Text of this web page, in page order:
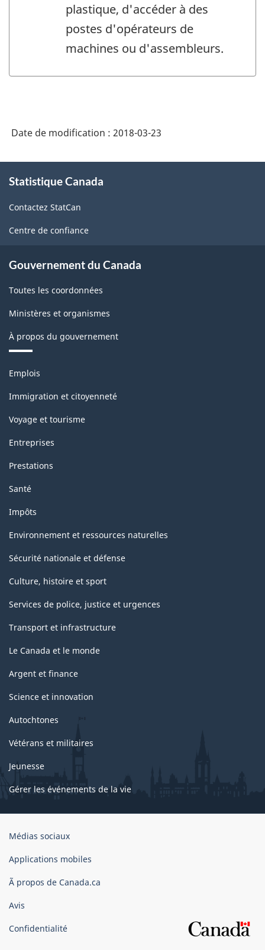
plastique, d'accéder à des
postes d'opérateurs de
machines ou d'assembleurs.
Date de modification : 2018-03-23
propos
ce
site
Statistique Canada
Contactez StatCan
Centre de confiance
Gouvernement du Canada
Toutes les coordonnées
Ministères et organismes
À propos du gouvernement
Thèmes
sujets
Emplois
Immigration et citoyenneté
Voyage et tourisme
Entreprises
Prestations
Santé
Impôts
Environnement et ressources naturelles
Sécurité nationale et défense
Culture, histoire et sport
Services de police, justice et urgences
Transport et infrastructure
Le Canada et le monde
Argent et finance
Science et innovation
Autochtones
Vétérans et militaires
Jeunesse
Gérer les événements de la vie
Organisation
gouvernement
Canada
Médias sociaux
Applications mobiles
Ã propos de Canada.ca
Avis
Confidentialité